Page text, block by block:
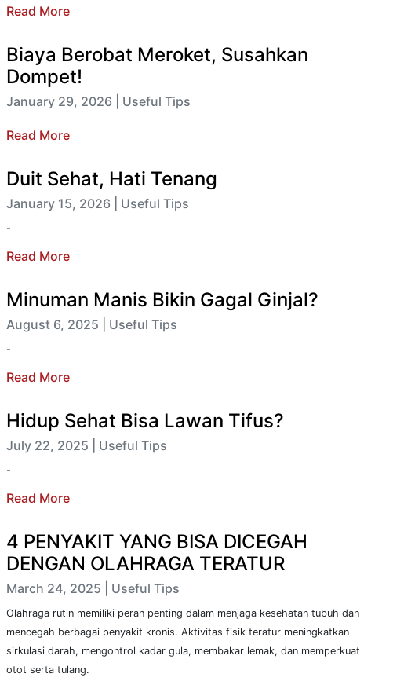
Read More
Biaya Berobat Meroket, Susahkan
Dompet!
January 29, 2026 | Useful Tips
Read More
Duit Sehat, Hati Tenang
January 15, 2026 | Useful Tips
-
Read More
Minuman Manis Bikin Gagal Ginjal?
August 6, 2025 | Useful Tips
-
Read More
Hidup Sehat Bisa Lawan Tifus?
July 22, 2025 | Useful Tips
-
Read More
4 PENYAKIT YANG BISA DICEGAH
DENGAN OLAHRAGA TERATUR
March 24, 2025 | Useful Tips
Olahraga rutin memiliki peran penting dalam menjaga kesehatan tubuh dan
mencegah berbagai penyakit kronis. Aktivitas fisik teratur meningkatkan
sirkulasi darah, mengontrol kadar gula, membakar lemak, dan memperkuat
otot serta tulang.